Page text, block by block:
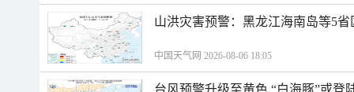
山洪灾害预警：黑龙江海南岛等5
中国天气网 2026-08-06 18:05
台风预警升级至黄色 “白海豚”或登